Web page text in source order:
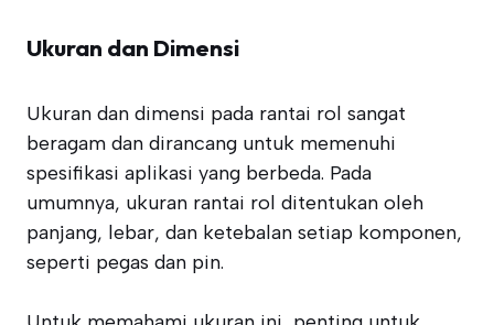
Ukuran dan Dimensi
Ukuran dan dimensi pada rantai rol sangat
beragam dan dirancang untuk memenuhi
spesifikasi aplikasi yang berbeda. Pada
umumnya, ukuran rantai rol ditentukan oleh
panjang, lebar, dan ketebalan setiap komponen,
seperti pegas dan pin.